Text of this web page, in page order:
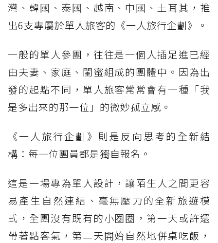
灣、韓國、泰國、越南、中國、土耳其，推
出6支專屬於單人旅客的《一人旅行企劃》。
一般的單人參團，往往是一個人插足進已經
由夫妻、家庭、閨蜜組成的團體中。因為出
發的起點不同，單人旅客常常會有一種「我
是多出來的那一位」的微妙孤立感。
《一人旅行企劃》則是反向思考的全新結
構：每一位團員都是獨自報名。
這是一場專為單人設計，讓陌生人之間更容
易產生自然連結、毫無壓力的全新旅遊模
式，全團沒有既有的小圈圈，第一天或許還
帶著點客氣，第二天開始自然地併桌吃飯，